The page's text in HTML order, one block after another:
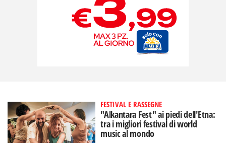
FESTIVAL E RASSEGNE
"Alkantara Fest" ai piedi dell'Etna:
tra i migliori festival di world
music al mondo